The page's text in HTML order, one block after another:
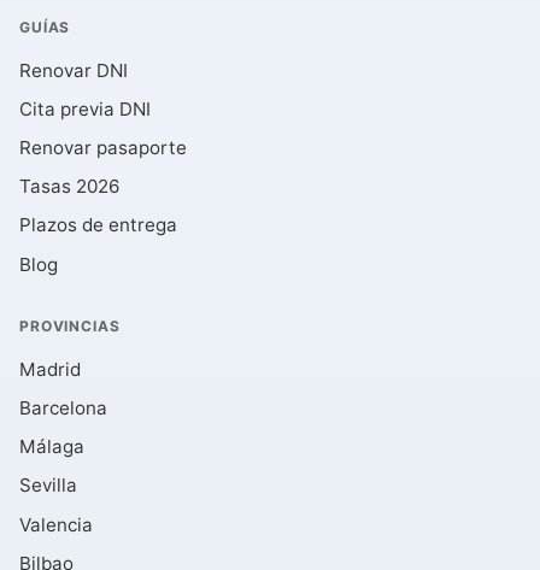
GUÍAS
Renovar DNI
Cita previa DNI
Renovar pasaporte
Tasas 2026
Plazos de entrega
Blog
PROVINCIAS
Madrid
Barcelona
Málaga
Sevilla
Valencia
Bilbao